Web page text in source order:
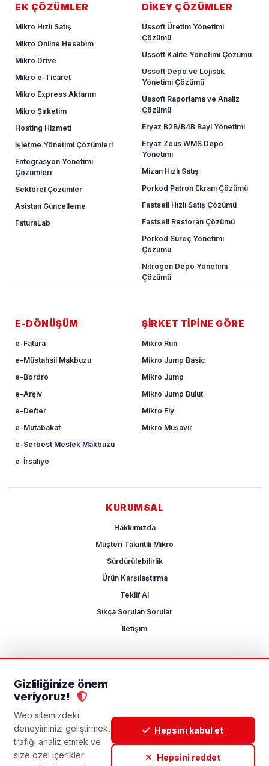
Gizliliğinize önem
veriyoruz!
Web sitemizdeki
deneyiminizi geliştirmek,
trafiği analiz etmek ve
size özel içerikler
Hepsini kabul et
Hepsini reddet
EK ÇÖZÜMLER
Mikro Hızlı Satış
Mikro Online Hesabım
Mikro Drive
Mikro e-Ticaret
Mikro Express Aktarım
Mikro Şirketim
Hosting Hizmeti
İşletme Yönetimi Çözümleri
Entegrasyon Yönetimi
Çözümleri
Sektörel Çözümler
Asistan Güncelleme
FaturaLab
DİKEY ÇÖZÜMLER
Ussoft Üretim Yönetimi
Çözümü
Ussoft Kalite Yönetimi Çözümü
Ussoft Depo ve Lojistik
Yönetimi Çözümü
Ussoft Raporlama ve Analiz
Çözümü
Eryaz B2B/B4B Bayi Yönetimi
Eryaz Zeus WMS Depo
Yönetimi
Mizan Hızlı Satış
Porkod Patron Ekranı Çözümü
Fastsell Hızlı Satış Çözümü
Fastsell Restoran Çözümü
Porkod Süreç Yönetimi
Çözümü
Nitrogen Depo Yönetimi
Çözümü
E-DÖNÜŞÜM
e-Fatura
e-Müstahsil Makbuzu
e-Bordro
e-Arşiv
e-Defter
e-Mutabakat
e-Serbest Meslek Makbuzu
e-İrsaliye
ŞİRKET TİPİNE GÖRE
Mikro Run
Mikro Jump Basic
Mikro Jump
Mikro Jump Bulut
Mikro Fly
Mikro Müşavir
KURUMSAL
Hakkımızda
Müşteri Takıntılı Mikro
Sürdürülebilirlik
Ürün Karşılaştırma
Teklif Al
Sıkça Sorulan Sorular
İletişim
KVKKGizlilik Politikası